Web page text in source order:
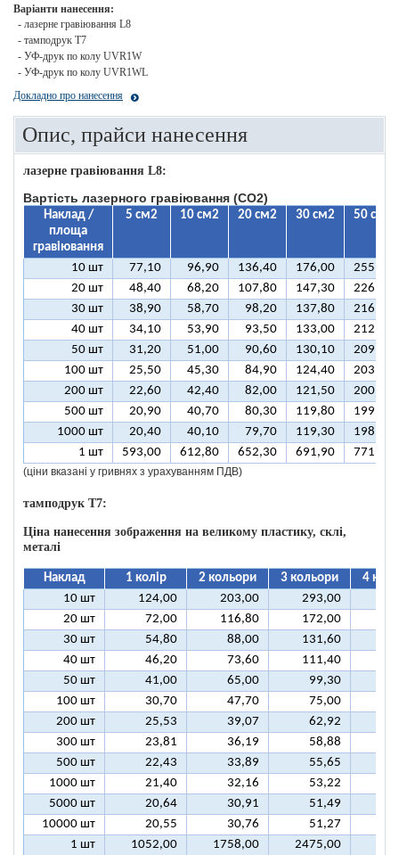
Варіанти нанесення:
- лазерне гравіювання L8
- тамподрук T7
- УФ-друк по колу UVR1W
- УФ-друк по колу UVR1WL
Докладно про нанесення
Опис, прайси нанесення
лазерне гравіювання L8:
Вартість лазерного гравіювання (CO2)
Наклад /
площа
гравіювання
5 см2 10 см2 20 см2 30 см2 50 см2
10 шт 77,10 96,90 136,40 176,00
255,10
20 шт
48,40 68,20 107,80 147,30
226,50
30 шт
38,90 58,70 98,20 137,80
216,90
40 шт
34,10 53,90 93,50 133,00
212,10
50 шт
31,20 51,00 90,60 130,10
209,30
100 шт
25,50 45,30 84,90 124,40
203,50
200 шт
22,60 42,40 82,00 121,50
200,70
500 шт
20,90 40,70 80,30 119,80
199,00
1000 шт
20,40 40,10 79,70 119,30
198,40
1 шт
593,00 612,80 652,30 691,90 771,00
(ціни вказані у гривнях з урахуванням ПДВ)
тамподрук T7:
Ціна нанесення зображення на великому пластику, склі,
металі
Наклад 1 колір 2 кольори 3 кольори
4
10 шт
124,00 203,00 293,00
20 шт
72,00 116,80 172,00
30 шт
54,80 88,00 131,60
40 шт
46,20 73,60 111,40
50 шт
41,00 65,00 99,30
100 шт
30,70 47,70 75,00
200 шт
25,53 39,07 62,92
300 шт
23,81 36,19 58,88
500 шт
22,43 33,89 55,65
1000 шт
21,40 32,16 53,22
5000 шт
20,64 30,91 51,49
10000 шт
20,55 30,76 51,27
1 шт
1052,00 1758,00 2475,00